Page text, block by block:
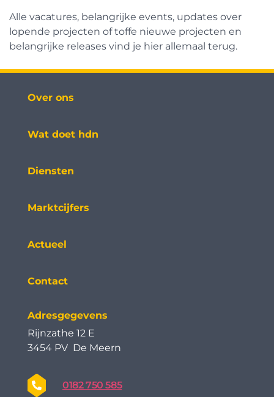
Alle vacatures, belangrijke events, updates over
lopende projecten of toffe nieuwe projecten en
belangrijke releases vind je hier allemaal terug.
Over ons
Wat doet hdn
Diensten
Marktcijfers
Actueel
Contact
Adresgegevens
Rijnzathe 12 E
3454 PV De Meern
0182 750 585